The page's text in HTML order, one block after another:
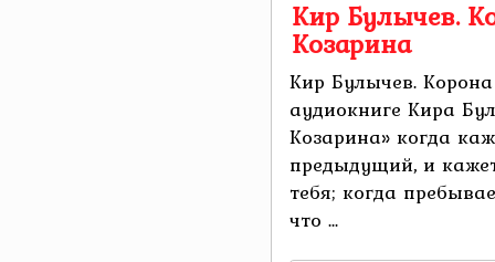
Кир Булычев.
Козарина
Кир Булычев.
аудиокниге Кира
Козарина» когда
предыдущий, и
тебя; когда
что ...